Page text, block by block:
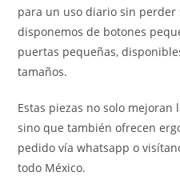
para un uso diario sin perder
disponemos de botones
puertas pequeñas,
tamaños.
Estas piezas no solo
sino que también ofrecen
pedido vía whatsapp o
todo México.